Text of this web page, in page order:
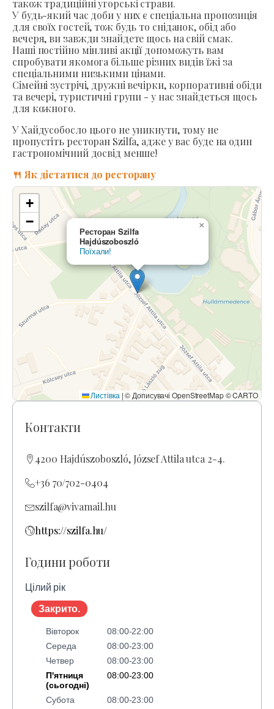
також традиційні угорські страви.
У будь-який час доби у них є спеціальна пропозиція
для своїх гостей, тож будь то сніданок, обід або
вечеря, ви завжди знайдете щось на свій смак.
Наші постійно мінливі акції допоможуть вам
спробувати якомога більше різних видів їжі за
спеціальними низькими цінами.
Сімейні зустрічі, дружні вечірки, корпоративні обіди
та вечері, туристичні групи - у нас знайдеться щось
для кожного.
У Хайдусобосло цього не уникнути, тому не
пропустіть ресторан Szilfa, адже у вас буде на один
гастрономічний досвід менше!
🍴 Як дістатися до ресторану
Ресторан Szilfa
Hajdúszoboszló
Поїхали!
×
+
−
Листівка |© Дописувачі OpenStreetMap © CARTO
Контакти
4200 Hajdúszoboszló, József Attila utca 2-4.
+36 70/702-0404
szilfa@vivamail.hu
https://szilfa.hu/
Години роботи
Цілий рік
Закрито.
Вівторок
08:00-22:00
Середа
08:00-23:00
Четвер
08:00-23:00
П'ятниця
(сьогодні)
08:00-23:00
Субота
08:00-23:00